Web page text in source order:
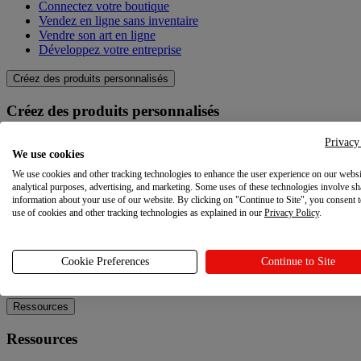
Connectez votre boutique
Vendez en ligne sans inventaire
Vendre son art en ligne
Développez votre entreprise
Créez des produits personnalisés
Créez des produits personnalisés
Qualité
Créateur de design
Techniques de personnalisation
Explorez
Explorez
Blog
Ressources
Ressources
We use cookies
We use cookies and other tracking technologies to enhance the user experience on our
analytical purposes, advertising, and marketing. Some uses of these technologies involve
information about your use of our website. By clicking on "Continue to Site", you consent
use of cookies and other tracking technologies as explained in our Privacy Policy.
Cookie Preferences Continue to Site